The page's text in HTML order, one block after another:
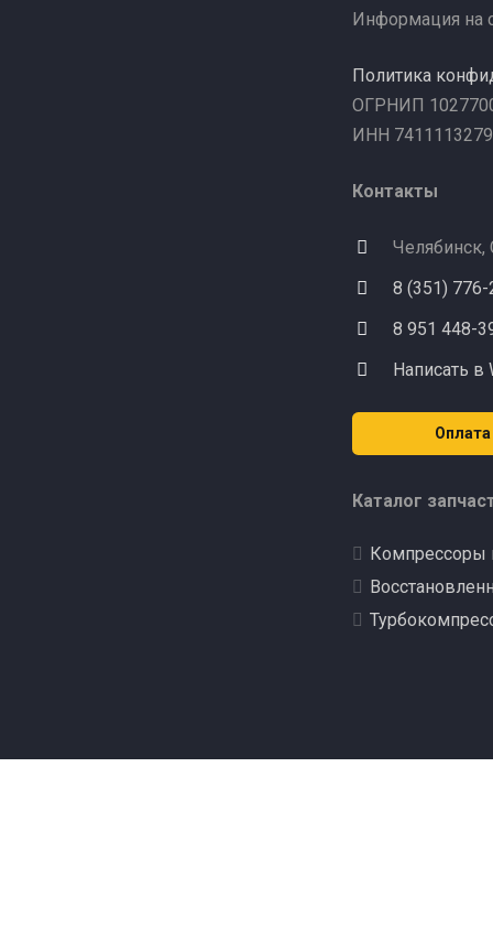
Информация на
Политика
ОГРНИП
ИНН
Контакты
Челябинск,
8 (351)
8 951 448-
Написать в
Оплата
Каталог
Компрессоры